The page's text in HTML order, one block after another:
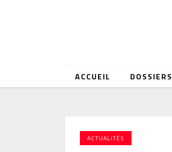
ACCUEIL DOSSIERS
ACTUALITÉS